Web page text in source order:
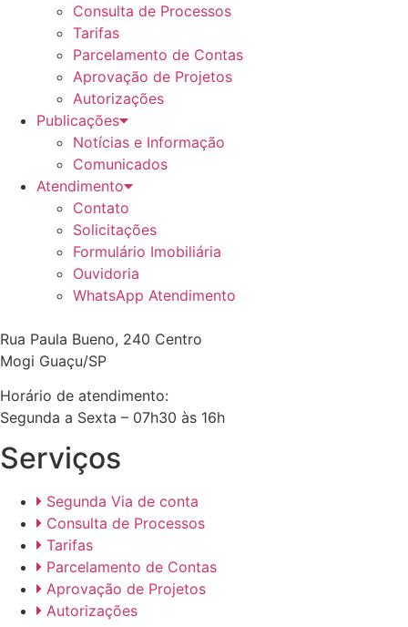
Consulta de Processos
Tarifas
Parcelamento de Contas
Aprovação de Projetos
Autorizações
Publicações
Notícias e Informação
Comunicados
Atendimento
Contato
Solicitações
Formulário Imobiliária
Ouvidoria
WhatsApp Atendimento
Rua Paula Bueno, 240 Centro
Mogi Guaçu/SP
Horário de atendimento:
Segunda a Sexta – 07h30 às 16h
Serviços
Segunda Via de conta
Consulta de Processos
Tarifas
Parcelamento de Contas
Aprovação de Projetos
Autorizações